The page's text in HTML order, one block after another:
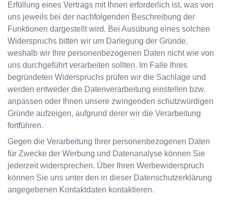
Erfüllung eines Vertrags mit Ihnen erforderlich ist, was von
uns jeweils bei der nachfolgenden Beschreibung der
Funktionen dargestellt wird. Bei Ausübung eines solchen
Widerspruchs bitten wir um Darlegung der Gründe,
weshalb wir Ihre personenbezogenen Daten nicht wie von
uns durchgeführt verarbeiten sollten. Im Falle Ihres
begründeten Widerspruchs prüfen wir die Sachlage und
werden entweder die Datenverarbeitung einstellen bzw.
anpassen oder Ihnen unsere zwingenden schutzwürdigen
Gründe aufzeigen, aufgrund derer wir die Verarbeitung
fortführen.
Gegen die Verarbeitung Ihrer personenbezogenen Daten
für Zwecke der Werbung und Datenanalyse können Sie
jederzeit widersprechen. Über Ihren Werbewiderspruch
können Sie uns unter den in dieser Datenschutzerklärung
angegebenen Kontaktdaten kontaktieren.